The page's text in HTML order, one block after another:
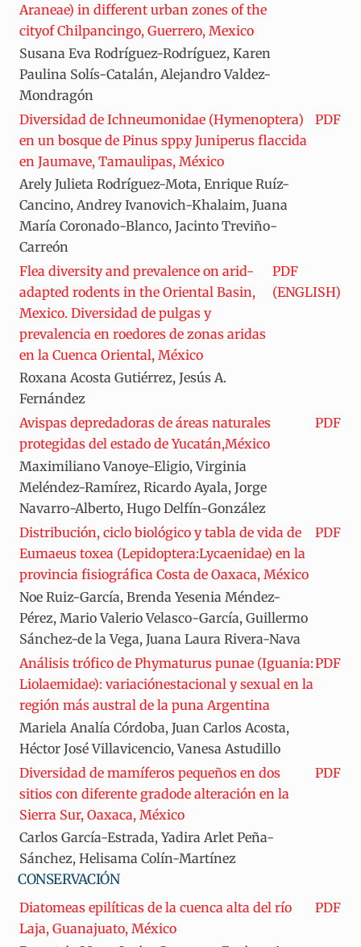
Araneae) in different urban zones of the
cityof Chilpancingo, Guerrero, Mexico
Susana Eva Rodríguez-Rodríguez, Karen
Paulina Solís-Catalán, Alejandro Valdez-
Mondragón
Diversidad de Ichneumonidae (Hymenoptera)
en un bosque de Pinus spp.y Juniperus flaccida
en Jaumave, Tamaulipas, México
PDF
Arely Julieta Rodríguez-Mota, Enrique Ruíz-
Cancino, Andrey Ivanovich-Khalaim, Juana
María Coronado-Blanco, Jacinto Treviño-
Carreón
Flea diversity and prevalence on arid-
adapted rodents in the Oriental Basin,
Mexico. Diversidad de pulgas y
prevalencia en roedores de zonas aridas
en la Cuenca Oriental, México
PDF
(ENGLISH)
Roxana Acosta Gutiérrez, Jesús A.
Fernández
Avispas depredadoras de áreas naturales
protegidas del estado de Yucatán,México
PDF
Maximiliano Vanoye-Eligio, Virginia
Meléndez-Ramírez, Ricardo Ayala, Jorge
Navarro-Alberto, Hugo Delfín-González
Distribución, ciclo biológico y tabla de vida de
Eumaeus toxea (Lepidoptera:Lycaenidae) en la
provincia fisiográfica Costa de Oaxaca, México
PDF
Noe Ruiz-García, Brenda Yesenia Méndez-
Pérez, Mario Valerio Velasco-García, Guillermo
Sánchez-de la Vega, Juana Laura Rivera-Nava
Análisis trófico de Phymaturus punae (Iguania:
Liolaemidae): variaciónestacional y sexual en la
región más austral de la puna Argentina
PDF
Mariela Analía Córdoba, Juan Carlos Acosta,
Héctor José Villavicencio, Vanesa Astudillo
Diversidad de mamíferos pequeños en dos
sitios con diferente gradode alteración en la
Sierra Sur, Oaxaca, México
PDF
Carlos García-Estrada, Yadira Arlet Peña-
Sánchez, Helisama Colín-Martínez
CONSERVACIÓN
Diatomeas epilíticas de la cuenca alta del río
Laja, Guanajuato, México
PDF